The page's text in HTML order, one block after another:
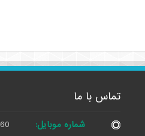
تماس با ما
شماره موبایل: